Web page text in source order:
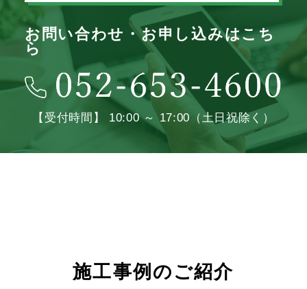
お問い合わせ・お申し込みはこち
ら
【受付時間】 10:00 ～ 17:00（土日祝除く）
施工事例のご紹介